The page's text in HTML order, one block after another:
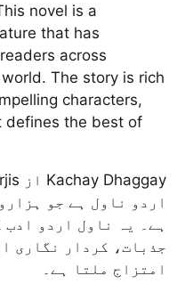
novel is a
that has
across
The story is rich
characters,
defines the best of
اردو ناول ہے جو
ہے۔ یہ ناول اردو
جذبات، کردار نگاری
امتزاج ملتا ہے۔